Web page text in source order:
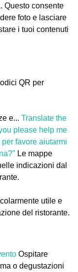
Questo consente
foto e lasciare
i tuoi contenuti
QR per
e... Translate the
please help me
favore aiutarmi
Le mappe
indicazioni dal
utile e
del ristorante.
Ospitare
o degustazioni